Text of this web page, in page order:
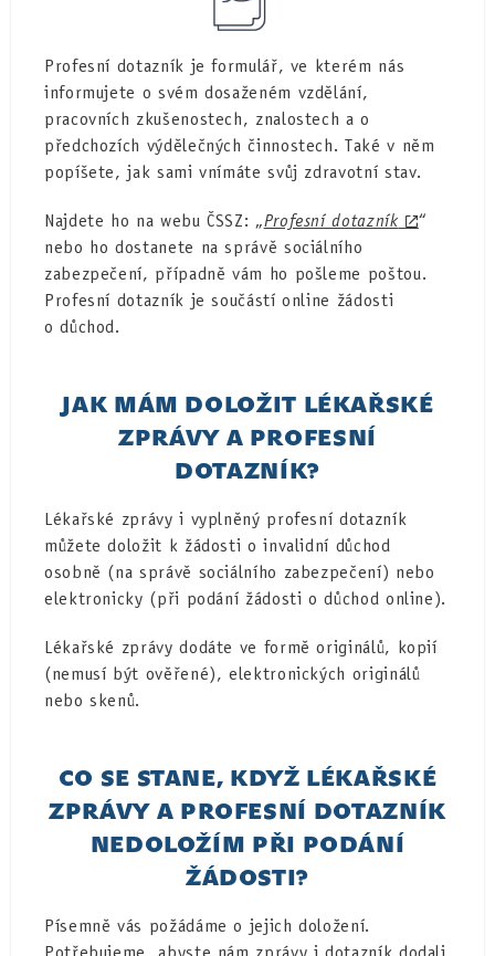
Profesní dotazník je formulář, ve kterém nás
informujete o svém dosaženém vzdělání,
pracovních zkušenostech, znalostech a o
předchozích výdělečných činnostech. Také v něm
popíšete, jak sami vnímáte svůj zdravotní stav.
Najdete ho na webu ČSSZ: „Profesní dotazník
“
nebo ho dostanete na správě sociálního
zabezpečení, případně vám ho pošleme poštou.
Profesní dotazník je součástí online žádosti
o důchod.
JAK MÁM DOLOŽIT LÉKAŘSKÉ
ZPRÁVY A PROFESNÍ
DOTAZNÍK?
Lékařské zprávy i vyplněný profesní dotazník
můžete doložit k žádosti o invalidní důchod
osobně (na správě sociálního zabezpečení) nebo
elektronicky (při podání žádosti o důchod online).
Lékařské zprávy dodáte ve formě originálů, kopií
(nemusí být ověřené), elektronických originálů
nebo skenů.
CO SE STANE, KDYŽ LÉKAŘSKÉ
ZPRÁVY A PROFESNÍ DOTAZNÍK
NEDOLOŽÍM PŘI PODÁNÍ
ŽÁDOSTI?
Písemně vás požádáme o jejich doložení.
Potřebujeme, abyste nám zprávy i dotazník dodali